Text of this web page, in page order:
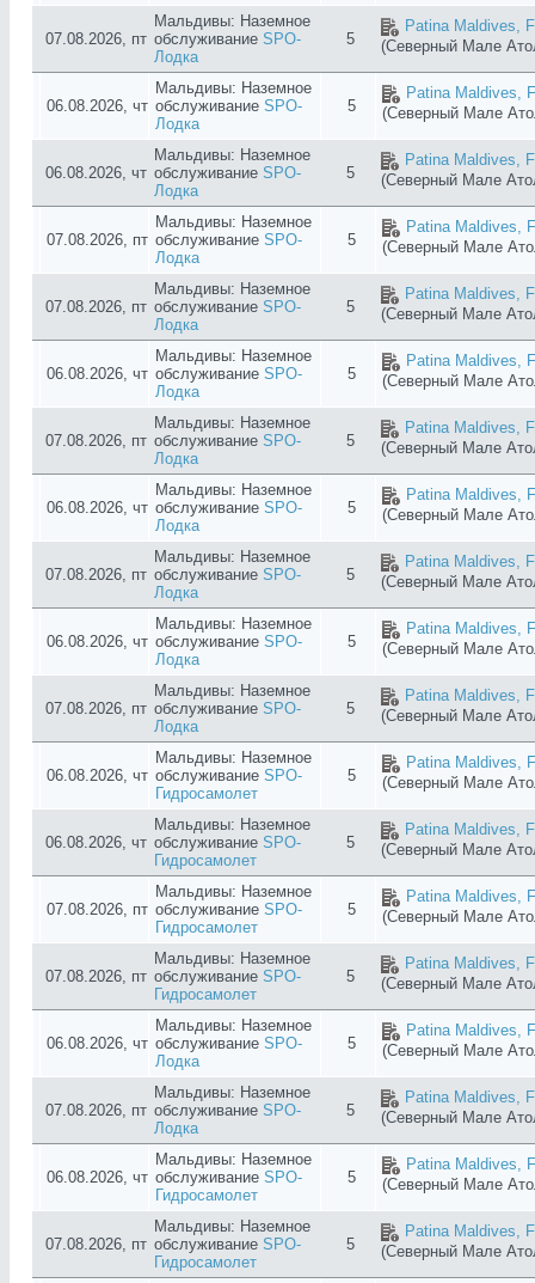
07.08.2026, пт
Мальдивы: Наземное
обслуживание SPO-
Лодка
5
Patina Maldives,
(Северный Мале
06.08.2026, чт
Мальдивы: Наземное
обслуживание SPO-
Лодка
5
Patina Maldives,
(Северный Мале
06.08.2026, чт
Мальдивы: Наземное
обслуживание SPO-
Лодка
5
Patina Maldives,
(Северный Мале
07.08.2026, пт
Мальдивы: Наземное
обслуживание SPO-
Лодка
5
Patina Maldives,
(Северный Мале
07.08.2026, пт
Мальдивы: Наземное
обслуживание SPO-
Лодка
5
Patina Maldives,
(Северный Мале
06.08.2026, чт
Мальдивы: Наземное
обслуживание SPO-
Лодка
5
Patina Maldives,
(Северный Мале
07.08.2026, пт
Мальдивы: Наземное
обслуживание SPO-
Лодка
5
Patina Maldives,
(Северный Мале
06.08.2026, чт
Мальдивы: Наземное
обслуживание SPO-
Лодка
5
Patina Maldives,
(Северный Мале
07.08.2026, пт
Мальдивы: Наземное
обслуживание SPO-
Лодка
5
Patina Maldives,
(Северный Мале
06.08.2026, чт
Мальдивы: Наземное
обслуживание SPO-
Лодка
5
Patina Maldives,
(Северный Мале
07.08.2026, пт
Мальдивы: Наземное
обслуживание SPO-
Лодка
5
Patina Maldives,
(Северный Мале
06.08.2026, чт
Мальдивы: Наземное
обслуживание SPO-
Гидросамолет
5
Patina Maldives,
(Северный Мале
06.08.2026, чт
Мальдивы: Наземное
обслуживание SPO-
Гидросамолет
5
Patina Maldives,
(Северный Мале
07.08.2026, пт
Мальдивы: Наземное
обслуживание SPO-
Гидросамолет
5
Patina Maldives,
(Северный Мале
07.08.2026, пт
Мальдивы: Наземное
обслуживание SPO-
Гидросамолет
5
Patina Maldives,
(Северный Мале
06.08.2026, чт
Мальдивы: Наземное
обслуживание SPO-
Лодка
5
Patina Maldives,
(Северный Мале
07.08.2026, пт
Мальдивы: Наземное
обслуживание SPO-
Лодка
5
Patina Maldives,
(Северный Мале
06.08.2026, чт
Мальдивы: Наземное
обслуживание SPO-
Гидросамолет
5
Patina Maldives,
(Северный Мале
07.08.2026, пт
Мальдивы: Наземное
обслуживание SPO-
Гидросамолет
5
Patina Maldives,
(Северный Мале